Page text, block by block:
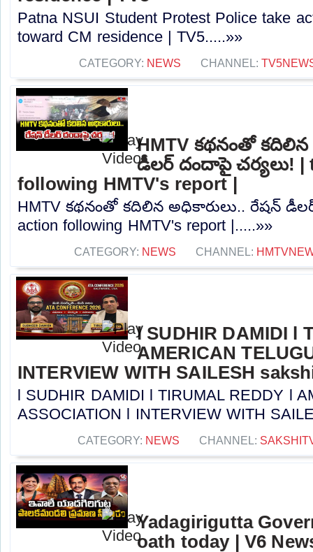
Patna NSUI Student Protest Police take
toward CM residence | TV5.....»»
CATEGORY: NEWS CHANNEL:
HMTV కథనంతో
డీలర్ దందాపై చర్యలు! |
following HMTV's report |
HMTV కథనంతో కదిలిన అధికారులు.. రేషన్
action following HMTV's report |.....»»
CATEGORY: NEWS CHANNEL:
l SUDHIR DAMIDI l
AMERICAN
INTERVIEW WITH SAILESH
l SUDHIR DAMIDI l TIRUMAL REDDY l
ASSOCIATION l INTERVIEW WITH
CATEGORY: NEWS CHANNEL:
Yadagirigutta
oath today | V6